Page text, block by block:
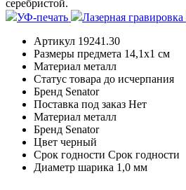
серебристой.
УФ-печать
Лазерная гравировка
Артикул 19241.30
Размеры предмета 14,1х1 см
Материал металл
Статус товара до исчерпания
Бренд Senator
Поставка под заказ Нет
Материал металл
Бренд Senator
Цвет черный
Срок годности Срок годности
Диаметр шарика 1,0 мм